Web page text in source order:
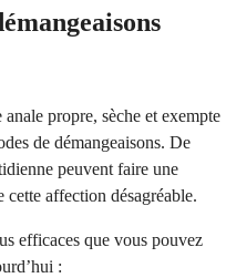
propre, sèche et exempte
de démangeaisons. De
peuvent faire une
affection désagréable.
efficaces que vous pouvez
: